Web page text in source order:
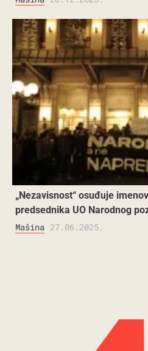
„Nezavisnost“ osuđuje
predsednika UO Narodnog
Mašina 27.06.2025.